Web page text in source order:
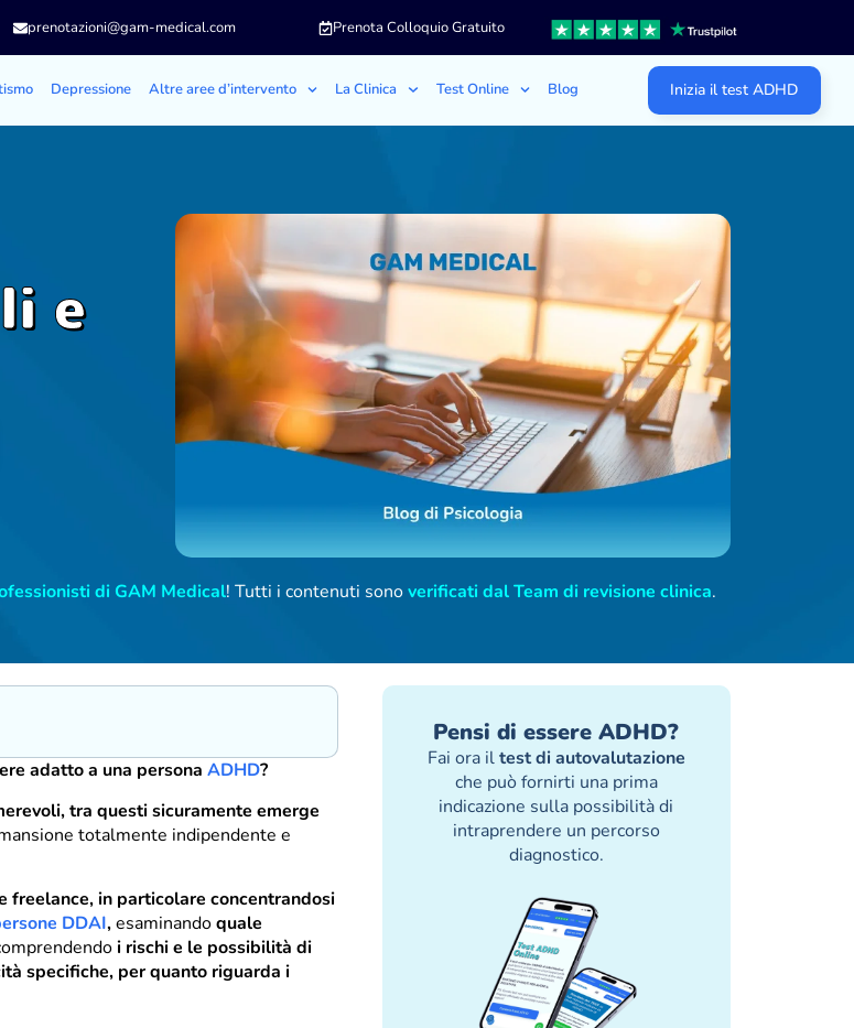
prenotazioni@gam-medical.com Prenota Colloquio Gratuito
Depressione Altre aree d’intervento La Clinica Test Online Blog Inizia il test ADHD
e
di GAM Medical! Tutti i contenuti sonoverificati dal Team di revisione clinica.
adatto a una persona ADHD?
tra questi sicuramente emerge
totalmente indipendente e
freelance, in particolare concentrandosi
DDAI,esaminandoquale
i rischi e le possibilità di
specifiche, per quanto riguarda i
Pensi di essere ADHD?
Fai ora iltest di autovalutazione
che può fornirti una prima
indicazione sulla possibilità di
intraprendere un percorso
diagnostico.